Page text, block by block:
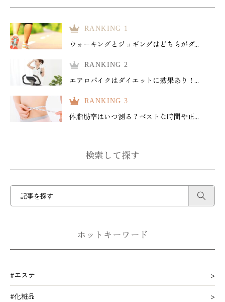
RANKING 1
ウォーキングとジョギングはどちらがダ...
RANKING 2
エアロバイクはダイエットに効果あり！...
RANKING 3
体脂肪率はいつ測る？ベストな時間や正...
検索して探す
ホットキーワード
#エステ
#化粧品